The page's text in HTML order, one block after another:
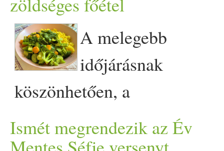
egyéb állati eredetű
Vegán ,,túrós csusza
first on Prove.hu.
A melegebb
időjárásnak
köszönhetően, a
zöldségszezon idén előbb
kezdődött:) A Bio piacról a
Ismét megrendezik az Év